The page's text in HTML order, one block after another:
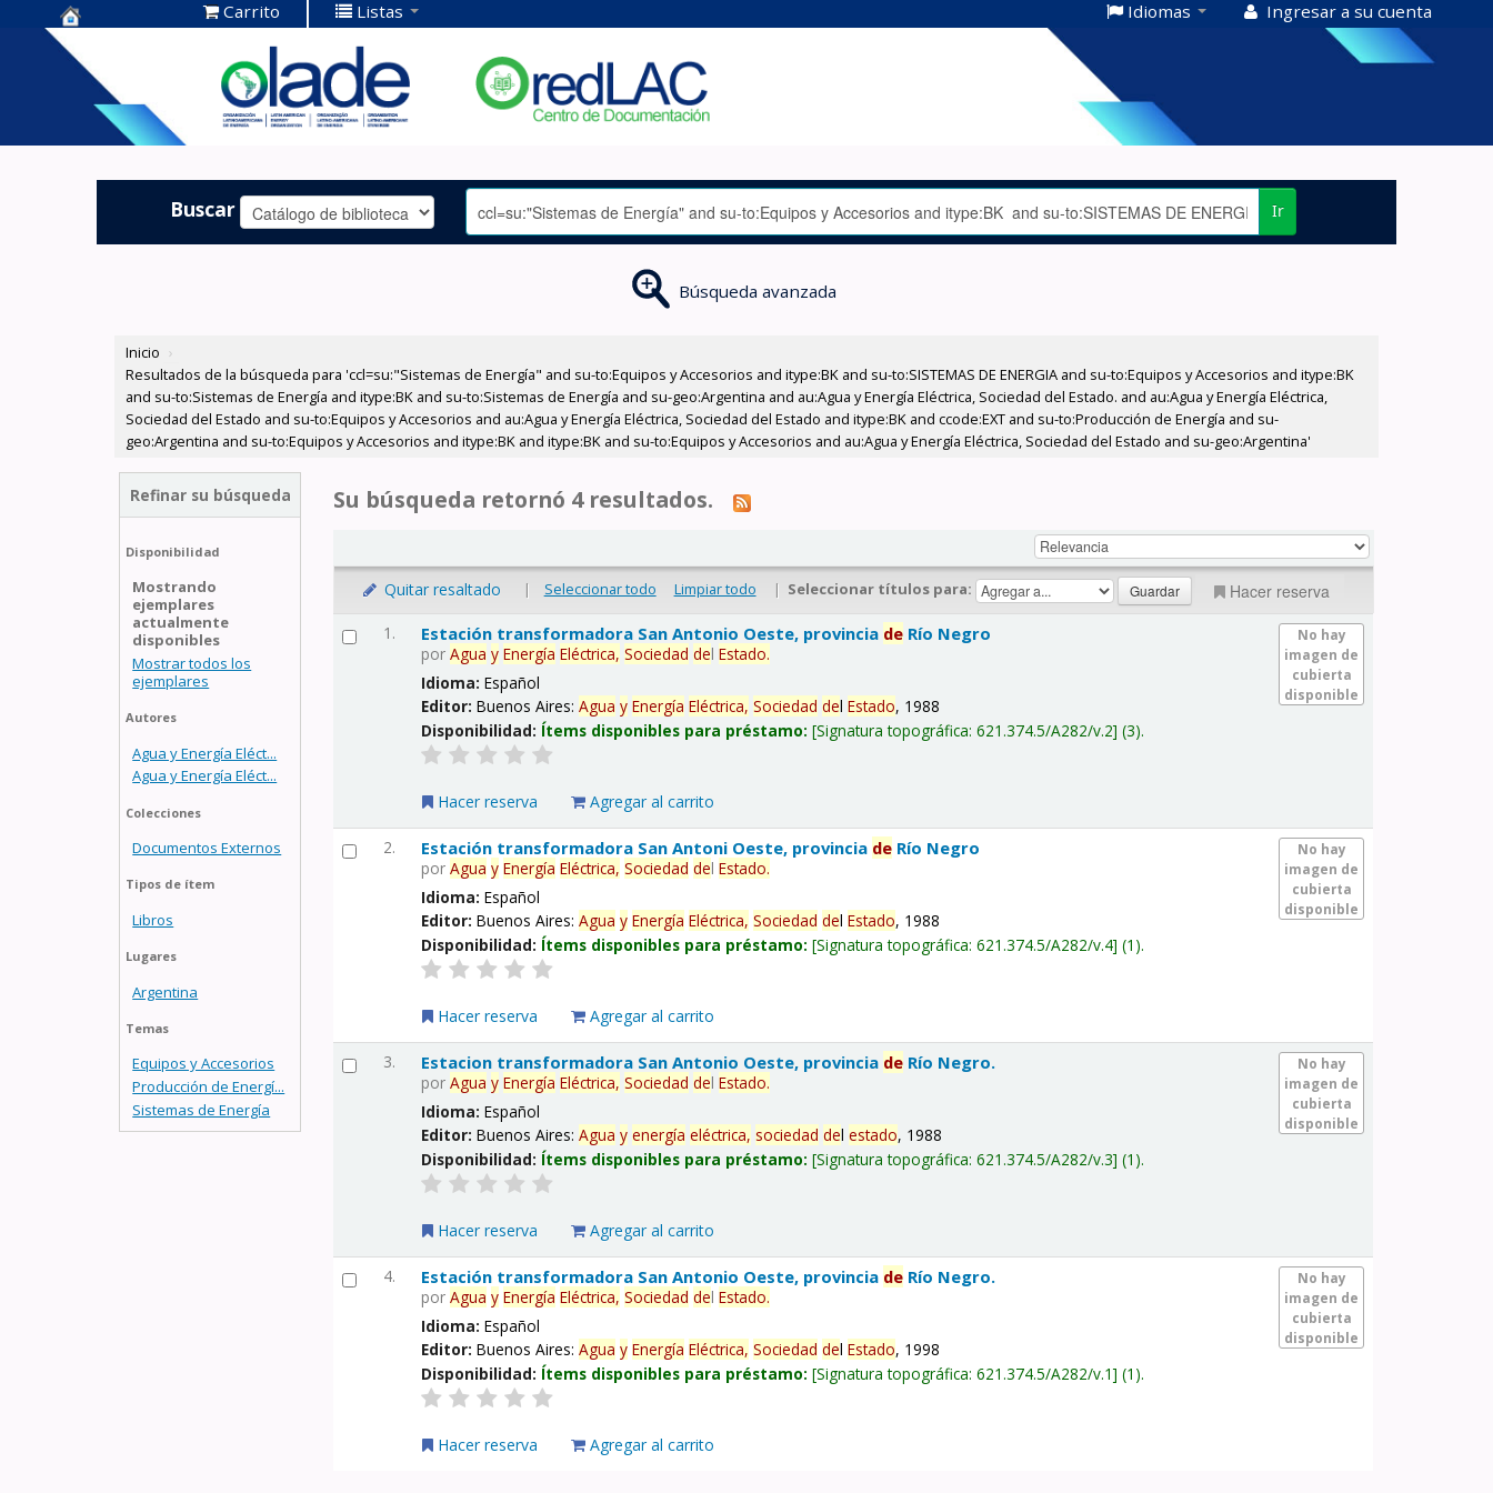
Centro de
Documentación
OLADE -
Carrito Listas Idiomas Ingresar a su cuenta
Buscar Ir
Búsqueda avanzada
Inicio ›
Resultados de la búsqueda para 'ccl=su:"Sistemas de Energía" and su-to:Equipos y Accesorios and itype:BK and su-to:SISTEMAS DE ENERGIA and su-to:Equipos y Accesorios and itype:BK
and su-to:Sistemas de Energía and itype:BK and su-to:Sistemas de Energía and su-geo:Argentina and au:Agua y Energía Eléctrica, Sociedad del Estado. and au:Agua y Energía Eléctrica,
Sociedad del Estado and su-to:Equipos y Accesorios and au:Agua y Energía Eléctrica, Sociedad del Estado and itype:BK and ccode:EXT and su-to:Producción de Energía and su-
geo:Argentina and su-to:Equipos y Accesorios and itype:BK and itype:BK and su-to:Equipos y Accesorios and au:Agua y Energía Eléctrica, Sociedad del Estado and su-geo:Argentina'
Refinar su búsqueda
Disponibilidad
Mostrando
ejemplares
actualmente
disponibles
Mostrar todos los
ejemplares
Autores
Agua y Energía Eléct...
Agua y Energía Eléct...
Colecciones
Documentos Externos
Tipos de ítem
Libros
Lugares
Argentina
Temas
Equipos y Accesorios
Producción de Energí...
Sistemas de Energía
Su búsqueda retornó 4 resultados.
Quitar resaltado | Seleccionar todo Limpiar todo | Seleccionar títulos para: Hacer reserva
1.
No hay
imagen de
cubierta
disponible
Estación transformadora San Antonio Oeste, provincia de Río Negro
porAgua y Energía Eléctrica, Sociedad delEstado.
Idioma:Español
Editor:Buenos Aires:Agua y Energía Eléctrica, Sociedad delEstado, 1988
Disponibilidad: Ítems disponibles para préstamo: Signatura topográfica:621.374.5/A282/v.2 (3).
Hacer reserva Agregar al carrito
2.
No hay
imagen de
cubierta
disponible
Estación transformadora San Antoni Oeste, provincia de Río Negro
porAgua y Energía Eléctrica, Sociedad delEstado.
Idioma:Español
Editor:Buenos Aires:Agua y Energía Eléctrica, Sociedad delEstado, 1988
Disponibilidad: Ítems disponibles para préstamo: Signatura topográfica:621.374.5/A282/v.4 (1).
Hacer reserva Agregar al carrito
3.
No hay
imagen de
cubierta
disponible
Estacion transformadora San Antonio Oeste, provincia de Río Negro.
porAgua y Energía Eléctrica, Sociedad delEstado.
Idioma:Español
Editor:Buenos Aires:Agua y energía eléctrica, sociedad delestado, 1988
Disponibilidad: Ítems disponibles para préstamo: Signatura topográfica:621.374.5/A282/v.3 (1).
Hacer reserva Agregar al carrito
4.
No hay
imagen de
cubierta
disponible
Estación transformadora San Antonio Oeste, provincia de Río Negro.
porAgua y Energía Eléctrica, Sociedad delEstado.
Idioma:Español
Editor:Buenos Aires:Agua y Energía Eléctrica, Sociedad delEstado, 1998
Disponibilidad: Ítems disponibles para préstamo: Signatura topográfica:621.374.5/A282/v.1 (1).
Hacer reserva Agregar al carrito